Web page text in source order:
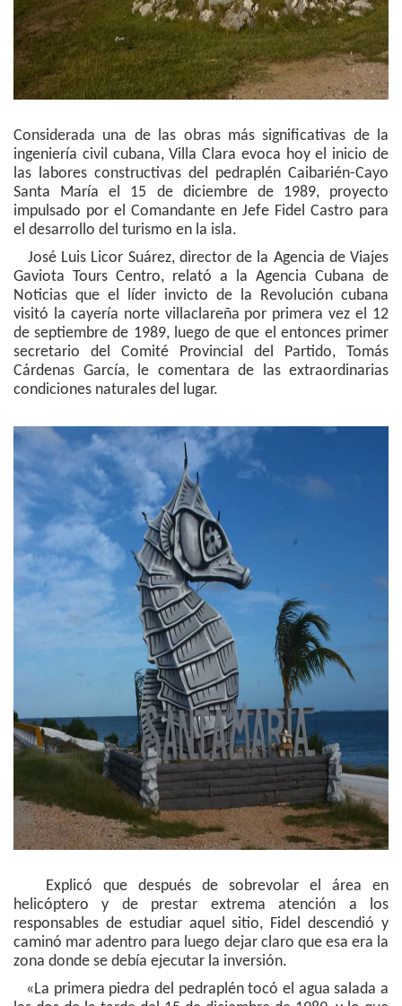
Considerada una de las obras más significativas de la
ingeniería civil cubana, Villa Clara evoca hoy el inicio de
las labores constructivas del pedraplén Caibarién-Cayo
Santa María el 15 de diciembre de 1989, proyecto
impulsado por el Comandante en Jefe Fidel Castro para
el desarrollo del turismo en la isla.
José Luis Licor Suárez, director de la Agencia de Viajes
Gaviota Tours Centro, relató a la Agencia Cubana de
Noticias que el líder invicto de la Revolución cubana
visitó la cayería norte villaclareña por primera vez el 12
de septiembre de 1989, luego de que el entonces primer
secretario del Comité Provincial del Partido, Tomás
Cárdenas García, le comentara de las extraordinarias
condiciones naturales del lugar.
Explicó que después de sobrevolar el área en
helicóptero y de prestar extrema atención a los
responsables de estudiar aquel sitio, Fidel descendió y
caminó mar adentro para luego dejar claro que esa era la
zona donde se debía ejecutar la inversión.
«La primera piedra del pedraplén tocó el agua salada a